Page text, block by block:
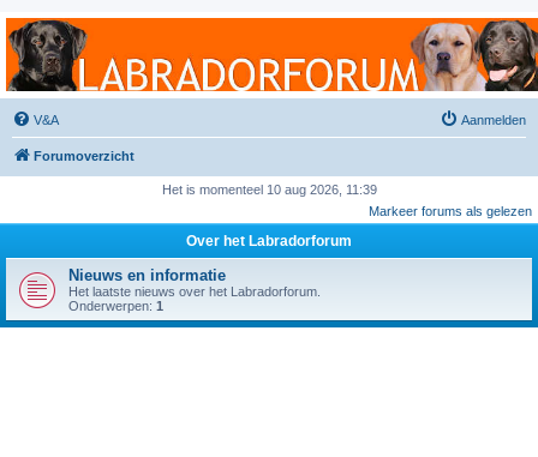
Labradorforum
Het gezelligste Labradorforum van Nederland en België!
V&A Aanmelden
Forumoverzicht
Het is momenteel 10 aug 2026, 11:39
Markeer forums als gelezen
Over het Labradorforum
Nieuws en informatie
Het laatste nieuws over het Labradorforum.
Onderwerpen: 1